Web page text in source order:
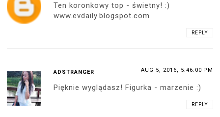
Ten koronkowy top - świetny! :)
www.evdaily.blogspot.com
REPLY
ADSTRANGER AUG 5, 2016, 5:46:00 PM
Pięknie wyglądasz! Figurka - marzenie :)
REPLY